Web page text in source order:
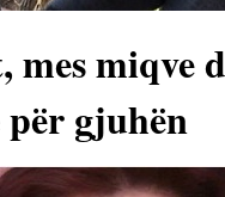
mes miqve
gjuhën